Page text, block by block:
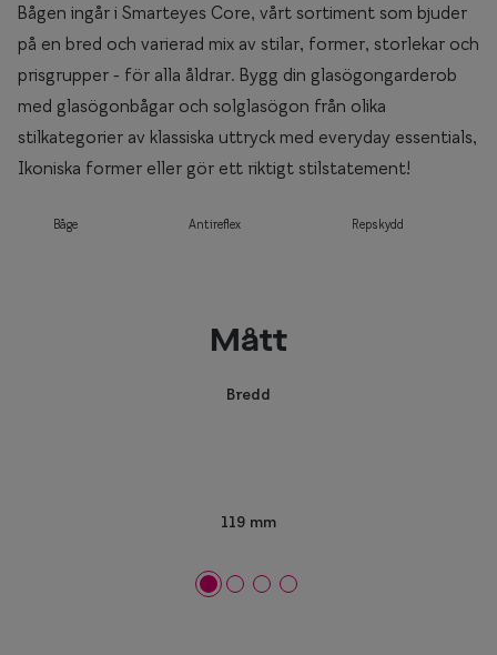
Bågen ingår i Smarteyes Core, vårt sortiment som bjuder
på en bred och varierad mix av stilar, former, storlekar och
prisgrupper - för alla åldrar. Bygg din glasögongarderob
med glasögonbågar och solglasögon från olika
stilkategorier av klassiska uttryck med everyday essentials,
Ikoniska former eller gör ett riktigt stilstatement!
Båge Antireflex Repskydd
Mått
Bredd
119 mm